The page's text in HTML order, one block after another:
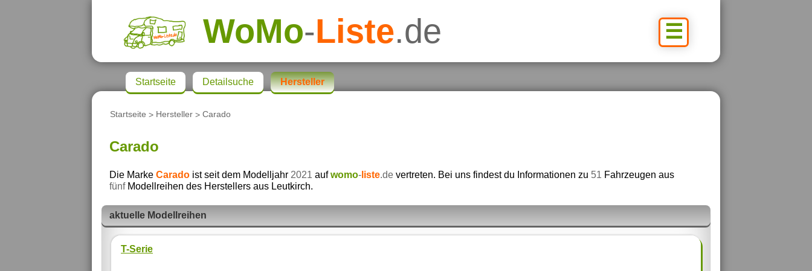
☰
WoMo-Liste.de
Startseite > Hersteller >Carado
Carado
Die Marke Caradoist seit dem Modelljahr 2021 aufwomo-liste.devertreten. Bei uns findest du Informationen zu 51 Fahrzeugen aus
fünfModellreihen des Herstellers aus Leutkirch.
aktuelle Modellreihen
T-Serie
Startseite Detailsuche Hersteller